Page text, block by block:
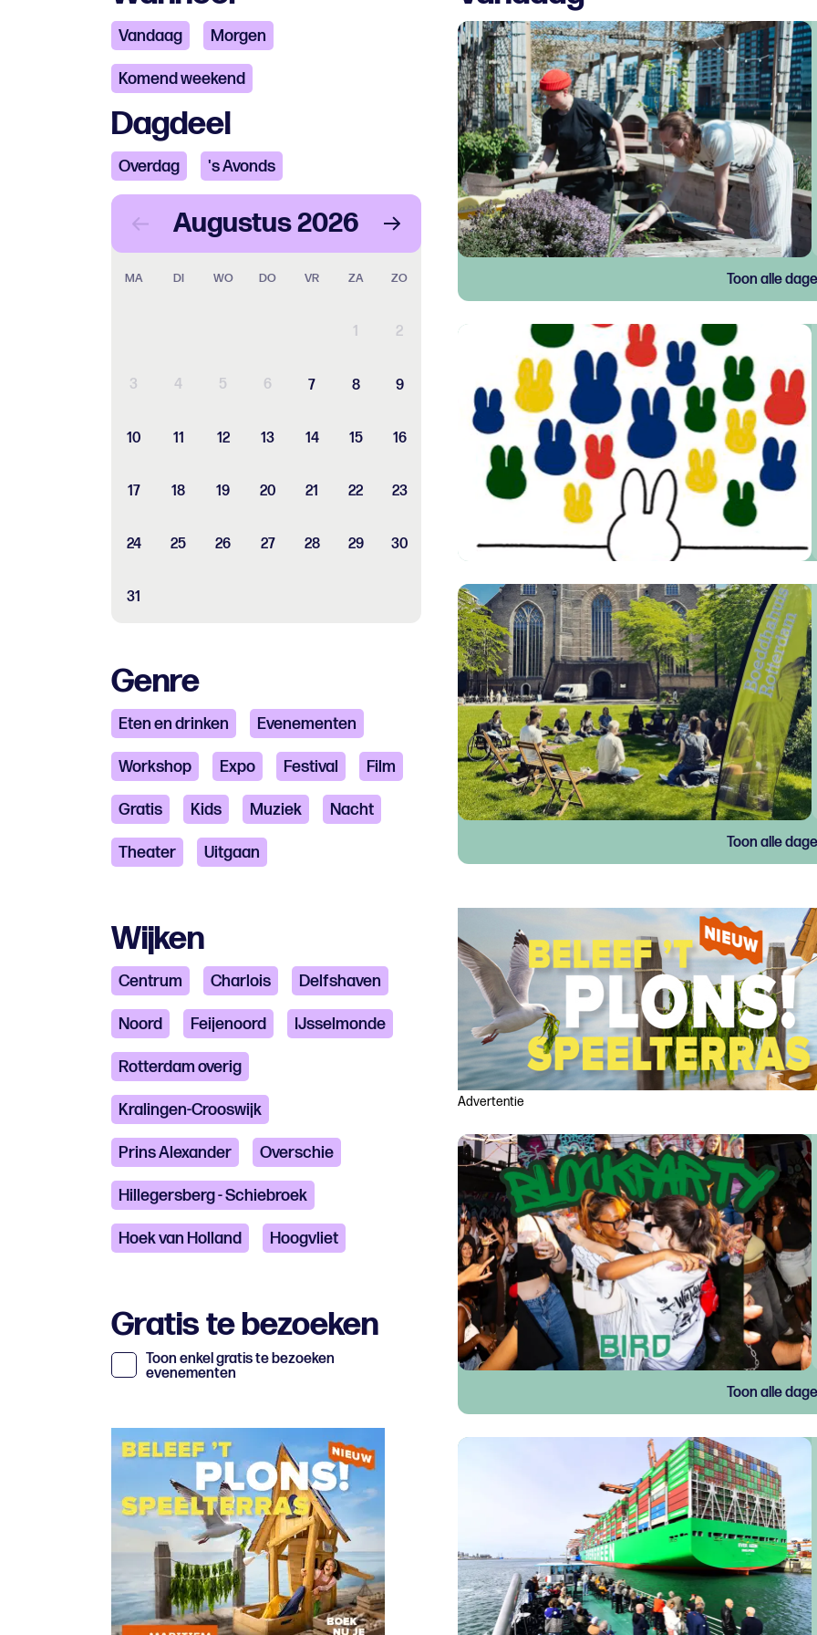
Vandaag Morgen
Komend weekend
Dagdeel
Overdag 's Avonds
Augustus2026
MA DI WO DO VR ZA ZO
1 2
3 4 5 6 7 8 9
10 11 12 13 14 15 16
17 18 19 20 21 22 23
24 25 26 27 28 29 30
31
Genre
Eten en drinken Evenementen
Workshop Expo Festival Film
Gratis Kids Muziek Nacht
Theater Uitgaan
Wijken
Centrum Charlois Delfshaven
Noord Feijenoord IJsselmonde
Rotterdam overig
Kralingen-Crooswijk
Prins Alexander Overschie
Hillegersberg - Schiebroek
Hoek van Holland Hoogvliet
Gratis te bezoeken
Toon enkel gratis te bezoeken
evenementen
Toon alle
Toon alle
Advertentie
Toon alle